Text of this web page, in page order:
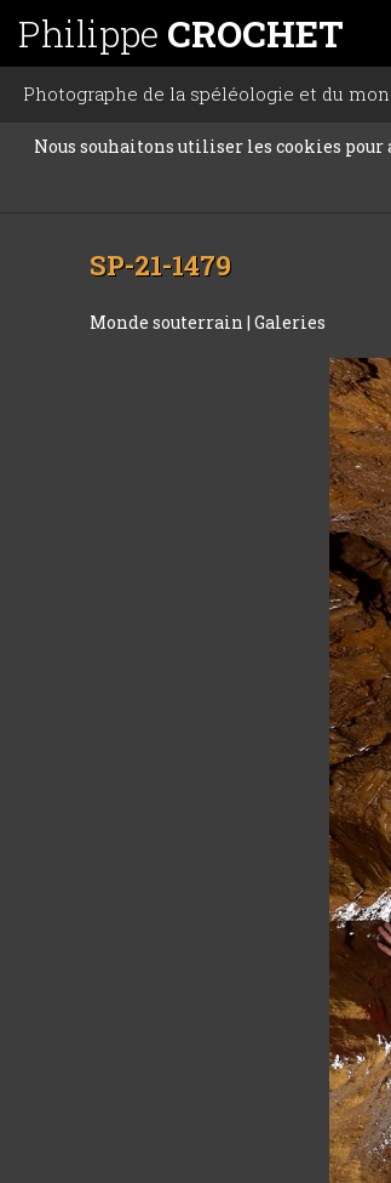
Philippe CROCHET
Photographe de la spéléologie et du
Nous souhaitons utiliser les cookies
SP-21-1479
Monde souterrain|Galeries